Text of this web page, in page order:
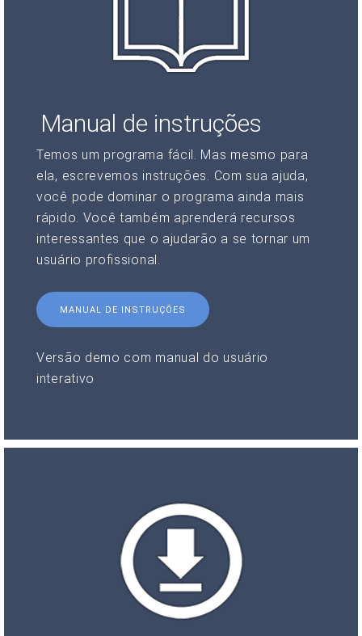
Manual de instruções
Temos um programa fácil. Mas mesmo para
ela, escrevemos instruções. Com sua ajuda,
você pode dominar o programa ainda mais
rápido. Você também aprenderá recursos
interessantes que o ajudarão a se tornar um
usuário profissional.
MANUAL DE INSTRUÇÕES
Versão demo com manual do usuário
interativo